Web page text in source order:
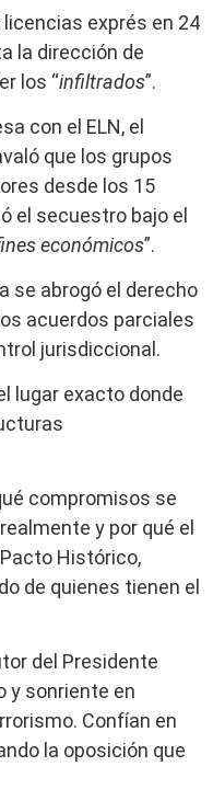
exprés en 24
la dirección de
los “infiltrados”.
con el ELN, el
que los grupos
desde los 15
el secuestro bajo el
económicos”.
se abrogó el derecho
acuerdos parciales
jurisdiccional.
lugar exacto donde
compromisos se
y por qué el
Histórico,
de quienes tienen el
del Presidente
y sonriente en
Confían en
la oposición que